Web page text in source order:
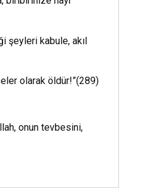
şeyleri kabule, akıl
olarak öldür!”(289)
onun tevbesini,